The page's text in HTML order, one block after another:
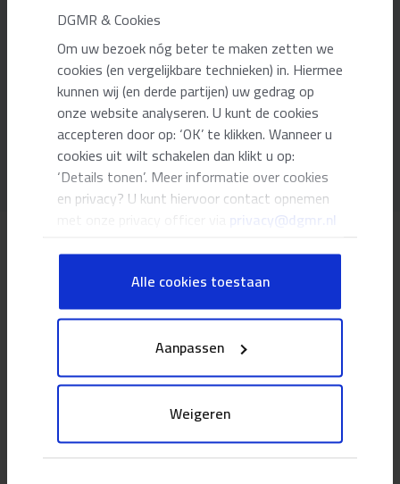
DGMR & Cookies
Om uw bezoek nóg beter te maken zetten we
cookies (en vergelijkbare technieken) in. Hiermee
kunnen wij (en derde partijen) uw gedrag op
onze website analyseren. U kunt de cookies
accepteren door op: ‘OK’ te klikken. Wanneer u
cookies uit wilt schakelen dan klikt u op:
‘Details tonen’. Meer informatie over cookies
en privacy? U kunt hiervoor contact opnemen
privacy@dgmr.nl
Alle cookies toestaan
Aanpassen
Weigeren
Elias den Breejen
edb@dgmr.nl 06 29 56 49 39
Meer adviseurs
Onze adviesdiensten